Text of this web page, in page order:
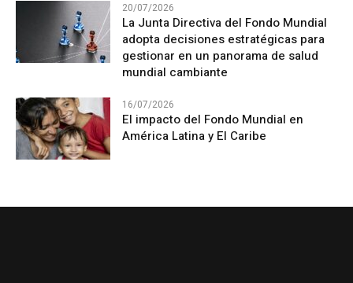
20/07/2026
La Junta Directiva del Fondo Mundial
adopta decisiones estratégicas para
gestionar en un panorama de salud
mundial cambiante
16/07/2026
El impacto del Fondo Mundial en
América Latina y El Caribe